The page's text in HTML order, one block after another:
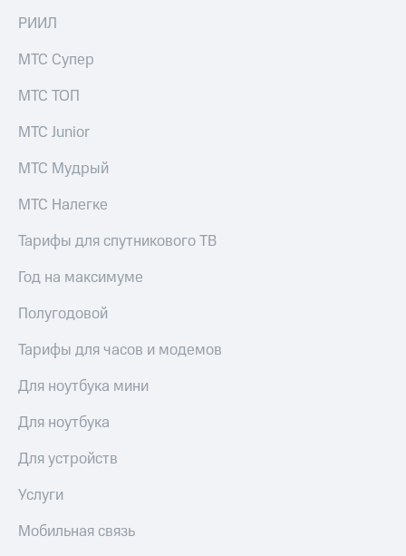
Порядок
выкупа
акций
Дивиденды
облигаций
Описание
Уведомление
погашении
облигаций
Реквизиты
развитие
На главную
РИИЛ
МТС Супер
МТС ТОП
МТС Junior
МТС Мудрый
МТС Налегке
Тарифы для спутникового ТВ
Год на максимуме
Полугодовой
Тарифы для часов и модемов
Для ноутбука мини
Для ноутбука
Для устройств
Услуги
Мобильная связь